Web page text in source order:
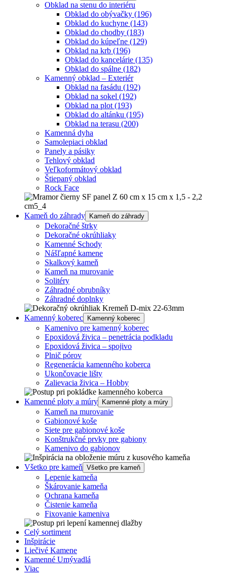
Obklad na stenu do interiéru
Obklad do obývačky (196)
Obklad do kuchyne (143)
Obklad do chodby (183)
Obklad do kúpeľne (129)
Obklad na krb (196)
Obklad do kancelárie (135)
Obklad do spálne (182)
Kamenný obklad – Exteriér
Obklad na fasádu (192)
Obklad na sokel (192)
Obklad na plot (193)
Obklad do altánku (195)
Obklad na terasu (200)
Kamenná dyha
Samolepiaci obklad
Panely a pásiky
Tehlový obklad
Veľkoformátový obklad
Štiepaný obklad
Rock Face
Kameň do záhrady Kameň do záhrady
Dekoračné štrky
Dekoračné okrúhliaky
Kamenné Schody
Nášľapné kamene
Skalkový kameň
Kameň na murovanie
Solitéry
Záhradné obrubníky
Záhradné doplnky
Kamenný koberec Kamenný koberec
Kamenivo pre kamenný koberec
Epoxidová živica – penetrácia podkladu
Epoxidová živica – spojivo
Plnič pórov
Regenerácia kamenného koberca
Ukončovacie lišty
Zalievacia živica – Hobby
Kamenné ploty a múry Kamenné ploty a múry
Kameň na murovanie
Gabionové koše
Siete pre gabionové koše
Konštrukčné prvky pre gabiony
Kamenivo do gabionov
Všetko pre kameň Všetko pre kameň
Lepenie kameňa
Škárovanie kameňa
Ochrana kameňa
Čistenie kameňa
Fixovanie kameniva
Celý sortiment
Inšpirácie
Liečivé Kamene
Kamenné Umývadlá
Viac